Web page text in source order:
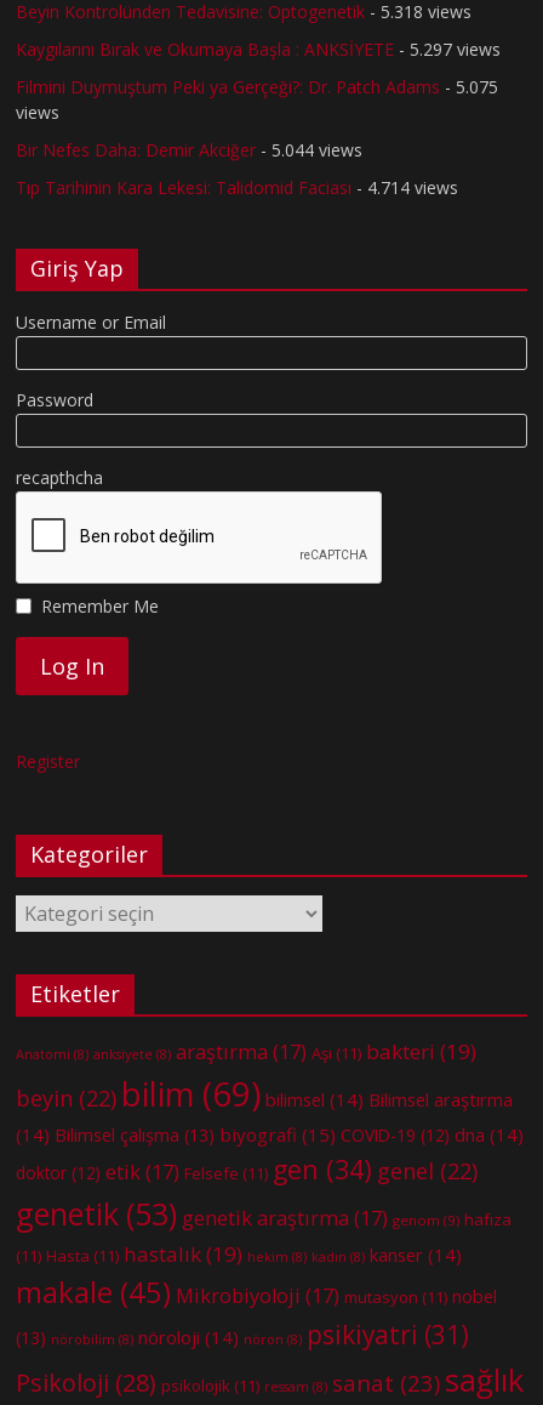
Beyin Kontrolünden Tedavisine: Optogenetik - 5.318 views
Kaygılarını Bırak ve Okumaya Başla : ANKSİYETE - 5.297 views
Filmini Duymuştum Peki ya Gerçeği?: Dr. Patch Adams - 5.075
views
Bir Nefes Daha: Demir Akciğer - 5.044 views
Tıp Tarihinin Kara Lekesi: Talidomid Faciası - 4.714 views
Giriş Yap
Username or Email
Password
recapthcha
Remember Me
Register
Kategoriler
Kategoriler
Etiketler
Anatomi (8) anksiyete (8) araştırma (17) Aşı (11) bakteri (19)
beyin (22) bilim (69) bilimsel (14) Bilimsel araştırma
(14) Bilimsel çalışma (13) biyografi (15) COVID-19 (12) dna (14)
doktor (12) etik(17) Felsefe (11) gen (34) genel (22)
genetik (53) genetik araştırma (17) genom (9) hafıza
(11) Hasta (11) hastalık(19) hekim (8) kadın (8) kanser (14)
makale (45) Mikrobiyoloji (17) mutasyon (11) nobel
(13) nörobilim (8) nöroloji (14) nöron (8) psikiyatri (31)
Psikoloji (28) psikolojik (11) ressam (8) sanat (23) sağlık